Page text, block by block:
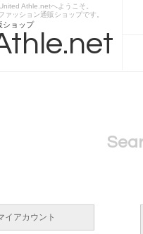
Athle.netへようこそ。
ッション通販ショップです。
ショップ
イアカウント